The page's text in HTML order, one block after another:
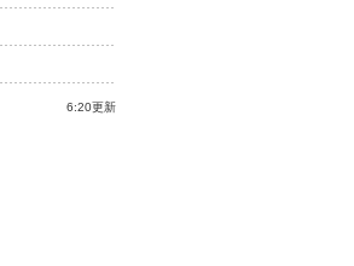
6:20更新